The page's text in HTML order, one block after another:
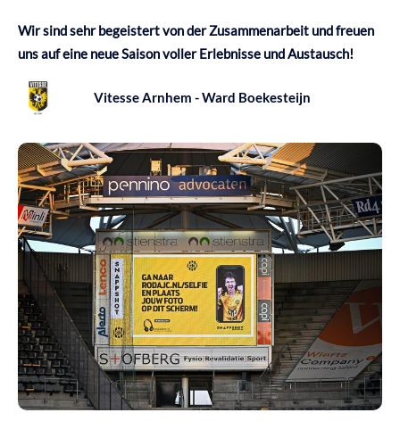
Wir sind sehr begeistert von der Zusammenarbeit und freuen
uns auf eine neue Saison voller Erlebnisse und Austausch!
Vitesse Arnhem - Ward Boekesteijn